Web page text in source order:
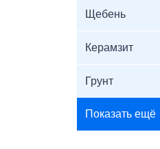
Щебень
Керамзит
Грунт
Показать ещё